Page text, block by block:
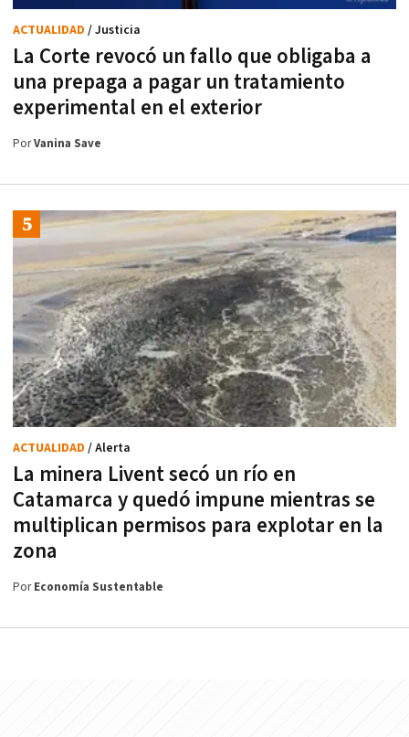
La Corte revocó un fallo que obligaba a
una prepaga a pagar un tratamiento
experimental en el exterior
ACTUALIDAD / Justicia
PorVanina Save
La minera Livent secó un río en
Catamarca y quedó impune mientras se
multiplican permisos para explotar en la
zona
ACTUALIDAD / Alerta
PorEconomía Sustentable